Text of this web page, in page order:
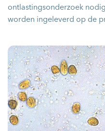
ontlastingsonderzoek
worden ingeleverd op de